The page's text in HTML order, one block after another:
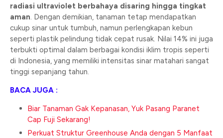
radiasi ultraviolet berbahaya disaring hingga tingkat
aman. Dengan demikian, tanaman tetap mendapatkan
cukup sinar untuk tumbuh, namun perlengkapan kebun
seperti plastik pelindung tidak cepat rusak. Nilai 14% ini juga
terbukti optimal dalam berbagai kondisi iklim tropis seperti
di Indonesia, yang memiliki intensitas sinar matahari sangat
tinggi sepanjang tahun.
BACA JUGA :
Biar Tanaman Gak Kepanasan, Yuk Pasang Paranet
Cap Fuji Sekarang!
Perkuat Struktur Greenhouse Anda dengan 5 Manfaat